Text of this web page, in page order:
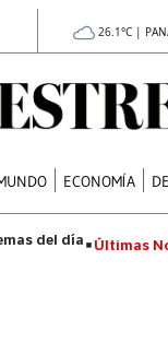
26.1°C |
ECONOMÍA
Últimas